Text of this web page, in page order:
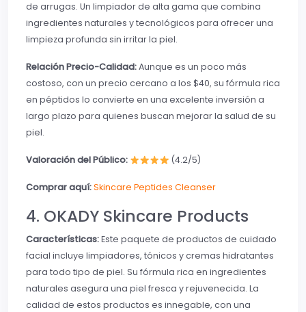
de arrugas. Un limpiador de alta gama que combina
ingredientes naturales y tecnológicos para ofrecer una
limpieza profunda sin irritar la piel.
Relación Precio-Calidad:Aunque es un poco más
costoso, con un precio cercano a los $40, su fórmula rica
en péptidos lo convierte en una excelente inversión a
largo plazo para quienes buscan mejorar la salud de su
piel.
Valoración del Público: (4.2/5)
Comprar aquí:Skincare Peptides Cleanser
4. OKADY Skincare Products
Características:Este paquete de productos de cuidado
facial incluye limpiadores, tónicos y cremas hidratantes
para todo tipo de piel. Su fórmula rica en ingredientes
naturales asegura una piel fresca y rejuvenecida. La
calidad de estos productos es innegable, con una